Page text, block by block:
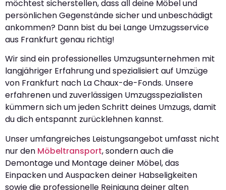
möchtest sicherstellen, dass all deine Möbel und
persönlichen Gegenstände sicher und unbeschädigt
ankommen? Dann bist du bei Lange Umzugsservice
aus Frankfurt genau richtig!
Wir sind ein professionelles Umzugsunternehmen mit
langjähriger Erfahrung und spezialisiert auf Umzüge
von Frankfurt nach La Chaux-de-Fonds. Unsere
erfahrenen und zuverlässigen Umzugsspezialisten
kümmern sich um jeden Schritt deines Umzugs, damit
du dich entspannt zurücklehnen kannst.
Unser umfangreiches Leistungsangebot umfasst nicht
nur den Möbeltransport, sondern auch die
Demontage und Montage deiner Möbel, das
Einpacken und Auspacken deiner Habseligkeiten
sowie die professionelle Reinigung deiner alten